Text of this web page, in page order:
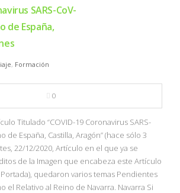
SARS-CoV-
de España,
, Formación
0
Titulado “COVID-19 Coronavirus SARS-
de España, Castilla, Aragón” (hace sólo 3
22/12/2020, Artículo en el que ya se
de la Imagen que encabeza este Artículo
quedaron varios temas Pendientes
el Relativo al Reino de Navarra. Navarra Si